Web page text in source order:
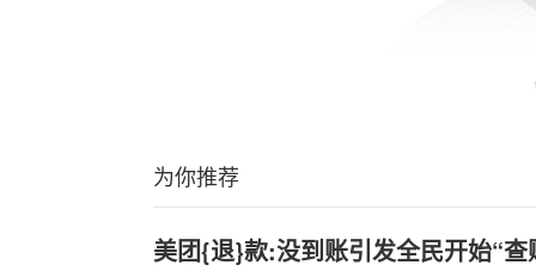
为你推荐
美团{退}款:没到账引发全民开始“